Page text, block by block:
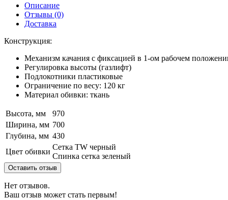
Описание
Отзывы (0)
Доставка
Конструкция:
Механизм качания с фиксацией в 1-ом рабочем
Регулировка высоты (газлифт)
Подлокотники пластиковые
Ограничение по весу: 120 кг
Материал обивки: ткань
Высота, мм
970
Ширина, мм 700
Глубина, мм 430
Цвет обивки
Сетка TW черный
Спинка сетка зеленый
Оставить отзыв
Нет отзывов.
Ваш отзыв может стать первым!